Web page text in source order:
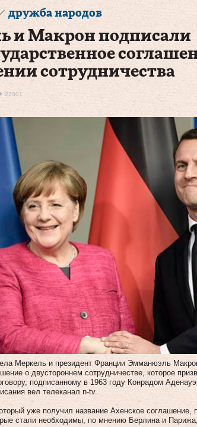
дружба народов
и Макрон подписали
сотрудничества
22001
Меркель и президент Франции Эмманюэль
о двустороннем сотрудничестве, которое
подписанному в 1963 году Конрадом
вел телеканал n-tv.
уже получил название Ахенское соглашение,
стали необходимы, по мнению Берлина и